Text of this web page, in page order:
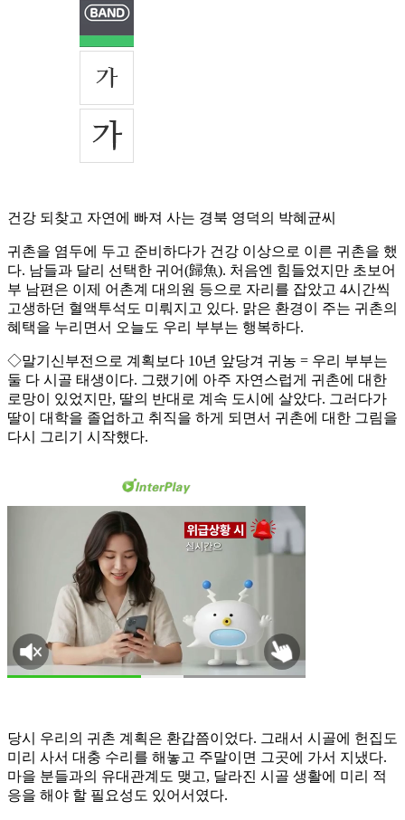
건강 되찾고 자연에 빠져 사는 경북 영덕의 박혜균씨
귀촌을 염두에 두고 준비하다가 건강 이상으로 이른 귀촌을 했
다. 남들과 달리 선택한 귀어(歸魚). 처음엔 힘들었지만 초보어
부 남편은 이제 어촌계 대의원 등으로 자리를 잡았고 4시간씩
고생하던 혈액투석도 미뤄지고 있다. 맑은 환경이 주는 귀촌의
혜택을 누리면서 오늘도 우리 부부는 행복하다.
◇말기신부전으로 계획보다 10년 앞당겨 귀농 = 우리 부부는
둘 다 시골 태생이다. 그랬기에 아주 자연스럽게 귀촌에 대한
로망이 있었지만, 딸의 반대로 계속 도시에 살았다. 그러다가
딸이 대학을 졸업하고 취직을 하게 되면서 귀촌에 대한 그림을
다시 그리기 시작했다.
당시 우리의 귀촌 계획은 환갑쯤이었다. 그래서 시골에 헌집도
미리 사서 대충 수리를 해놓고 주말이면 그곳에 가서 지냈다.
마을 분들과의 유대관계도 맺고, 달라진 시골 생활에 미리 적
응을 해야 할 필요성도 있어서였다.